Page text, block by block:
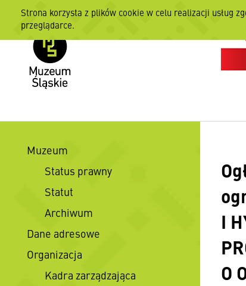
Muzeum
Status prawny
Statut
Archiwum
Dane adresowe
Organizacja
Kadra zarządzająca
I
O
Strona korzysta z plików cookie w celu realizacji usług
przeglądarce.